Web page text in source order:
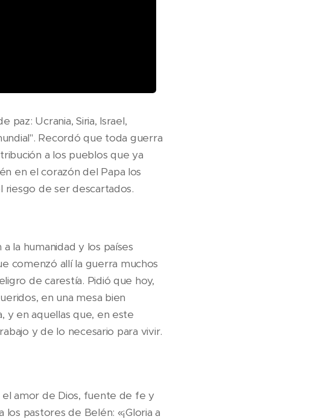
paz: Ucrania, Siria, Israel,
Recordó que toda guerra
a los pueblos que ya
en el corazón del Papa los
riesgo de ser descartados.
la humanidad y los países
comenzó allí la guerra muchos
de carestía. Pidió que hoy,
en una mesa bien
y en aquellas que, en este
y de lo necesario para vivir.
el amor de Dios, fuente de fe y
pastores de Belén: «¡Gloria a